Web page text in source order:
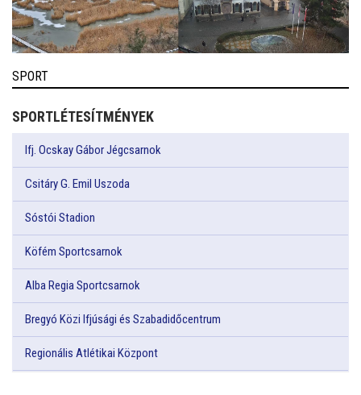
SPORT
SPORTLÉTESÍTMÉNYEK
Ifj. Ocskay Gábor Jégcsarnok
Csitáry G. Emil Uszoda
Sóstói Stadion
Köfém Sportcsarnok
Alba Regia Sportcsarnok
Bregyó Közi Ifjúsági és Szabadidőcentrum
Regionális Atlétikai Központ